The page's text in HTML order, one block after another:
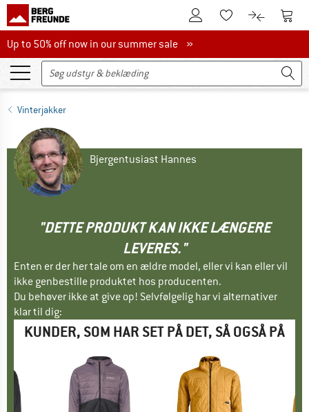
Til kundekontoenTil huskesedlen.
Til Til
Up to 50% off now in our summer sale
Up to 50% off now in our summer sale »
Vinterjakker
Bjergentusiast Hannes
"DETTE PRODUKT KAN IKKE LÆNGERE
LEVERES."
Enten er der her tale om en ældre model, eller vi kan eller vil
ikke genbestille produktet hos producenten.
Du behøver ikke at give op! Selvfølgelig har vi alternativer
klar til dig:
KUNDER, SOM HAR SET PÅ DET, SÅ OGSÅ PÅ